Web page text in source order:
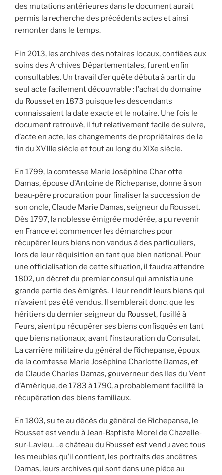
des mutations antérieures dans le document aurait
permis la recherche des précédents actes et ainsi
remonter dans le temps.
Fin 2013, les archives des notaires locaux, confiées aux
soins des Archives Départementales, furent enfin
consultables. Un travail d’enquête débuta à partir du
seul acte facilement découvrable : l’achat du domaine
du Rousset en 1873 puisque les descendants
connaissaient la date exacte et le notaire. Une fois le
document retrouvé, il fut relativement facile de suivre,
d’acte en acte, les changements de propriétaires de la
fin du XVIIIe siècle et tout au long du XIXe siècle.
En 1799, la comtesse Marie Joséphine Charlotte
Damas, épouse d’Antoine de Richepanse, donne à son
beau‐père procuration pour finaliser la succession de
son oncle, Claude Marie Damas, seigneur du Rousset.
Dès 1797, la noblesse émigrée modérée, a pu revenir
en France et commencer les démarches pour
récupérer leurs biens non vendus à des particuliers,
lors de leur réquisition en tant que bien national. Pour
une officialisation de cette situation, il faudra attendre
1802, un décret du premier consul qui amnistia une
grande partie des émigrés. Il leur rendit leurs biens qui
n’avaient pas été vendus. Il semblerait donc, que les
héritiers du dernier seigneur du Rousset, fusillé à
Feurs, aient pu récupérer ses biens confisqués en tant
que biens nationaux, avant l’instauration du Consulat.
La carrière militaire du général de Richepanse, époux
de la comtesse Marie Joséphine Charlotte Damas, et
de Claude Charles Damas, gouverneur des Iles du Vent
d’Amérique, de 1783 à 1790, a probablement facilité la
récupération des biens familiaux.
En 1803, suite au décès du général de Richepanse, le
Rousset est vendu à Jean‐Baptiste Morel de Chazelle‐
sur‐Lavieu. Le château du Rousset est vendu avec tous
les meubles qu’il contient, les portraits des ancêtres
Damas, leurs archives qui sont dans une pièce au